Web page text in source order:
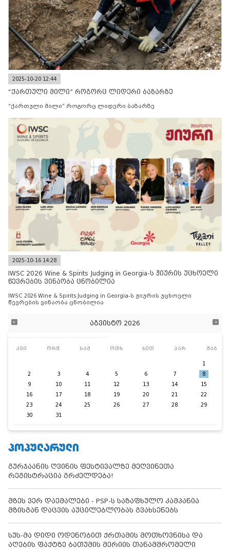
2025-10-20 12:44
“ქართული მილი” როგორც ლიდერი ბაზარზე
“ქართული მილი” როგორც ლიდერი ბაზარზე
2025-10-16 14:28
IWSC 2026 Wine & Spirits Judging in Georgia-ს ჟიურის უცხოელი
წევრების ვინაობა ცნობილია
IWSC 2026 Wine & Spirits Judging in Georgia-ს ჟიურის უცხოელი
წევრების ვინაობა ცნობილია
აგვისტო 2026
კვი ორშ სამ ოთხ ხუთ პარ შაბ
1
2
3 4 5 6 7
8
9
10 11 12 13 14
15
16
17 18 19 20 21
22
23
24 25 26 27 28
29
30
31
ᲞᲝᲞᲣᲚᲐᲠᲣᲚᲘ
გურჯაანის ღვინის ფესტივალზე მეღვინეთა
რეგისტრაცია გრძელდება!
მზეს ვერ დაემალები - PSP-ს საზაფხულო კამპანია
მზისგან დაცვის აუცილებლობას გვახსენებს
სუს-მა დიდი ოდენობით ქრთამის მოთხოვნისა და
აღების ფაქტზე ბათუმის მერიის თანამშრომელი